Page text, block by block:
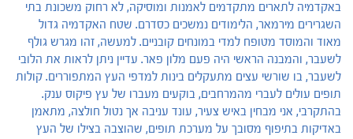
באקדמיה לתארים מתקדמים לאמנות ומוסיקה, לא רחוק משכונת בתי
השגרירים מירמאר, הלימודים נמשכים כסדרם. שטח האקדמיה גדול
מאוד והמוסד מטופח למדי במונחים קובניים. למעשה, זהו מגרש גולף
לשעבר, והמבנה הראשי היה פעם מלון פאר. עדיין ניתן לראות את הלובי
לשעבר, בו שורשי עצים מתעקלים בינות למדפי העץ המתפוררים. קולות
תופים עולים לעברי מהמרחבים, בוקעים מעברו של עץ פיקוס ענק.
בהתקרבי, אני מבחין באיש צעיר, עונד עניבה אך נטול חולצה, מתאמן
באדיקות בתיפוף מסובך על מערכת תופים, שהוצבה בצילו של העץ